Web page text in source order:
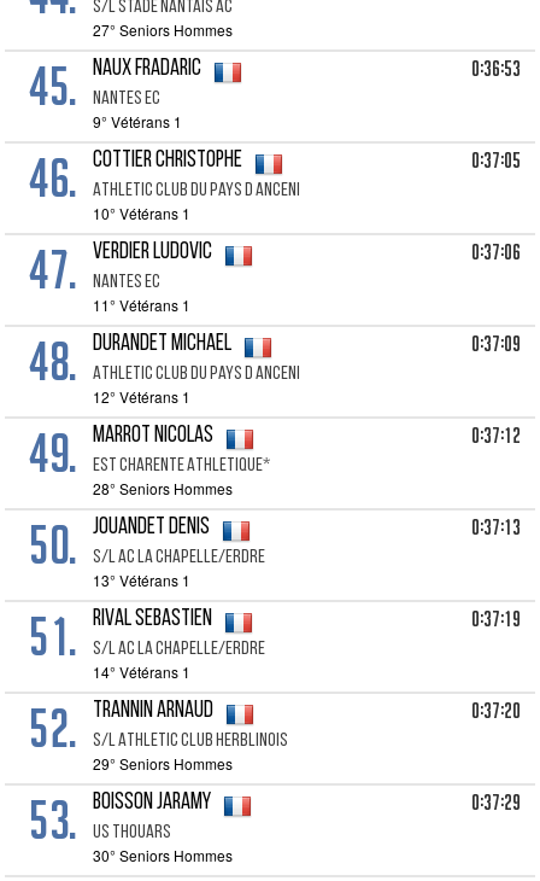
S/l Stade Nantais Ac
27° Seniors Hommes
45. NAUX Fradaric
Nantes Ec
0:36:53
9° Vétérans 1
46. COTTIER Christophe
Athletic Club Du Pays D Anceni
0:37:05
10° Vétérans 1
47. VERDIER Ludovic
Nantes Ec
0:37:06
11° Vétérans 1
48. DURANDET Michael
Athletic Club Du Pays D Anceni
0:37:09
12° Vétérans 1
49. MARROT Nicolas
Est Charente Athletique*
0:37:12
28° Seniors Hommes
50. JOUANDET Denis
S/l Ac La Chapelle/erdre
0:37:13
13° Vétérans 1
51. RIVAL Sebastien
S/l Ac La Chapelle/erdre
0:37:19
14° Vétérans 1
52. TRANNIN Arnaud
S/l Athletic Club Herblinois
0:37:20
29° Seniors Hommes
53. BOISSON Jaramy
Us Thouars
0:37:29
30° Seniors Hommes